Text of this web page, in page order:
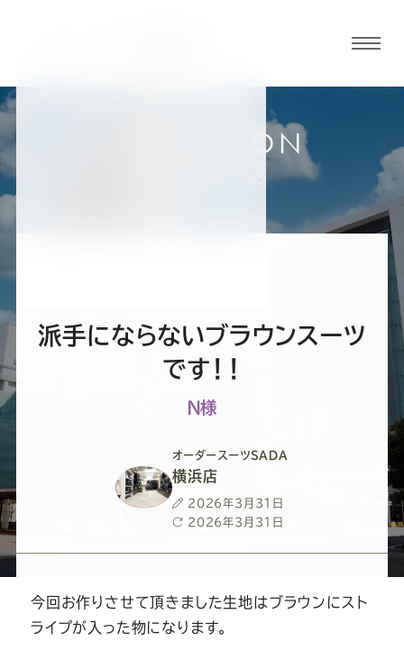
タン
ダ
ツ
SADA
ス
ー
ツ
SADA
ダ
ス
ー
ツ
SADA
ダ
ー
ス
ー
ツ
SADA
ス
ー
ツ
SADA
COLLECTION
お客様スーツコレクション
派手にならないブラウンスーツ
です！！
Ｎ様
オーダースーツSADA
横浜店
投
稿
2026年3月31日
最
日
2026年3月31日
今回お作りさせて頂きました生地はブラウンにスト
ライプが入った物になります。